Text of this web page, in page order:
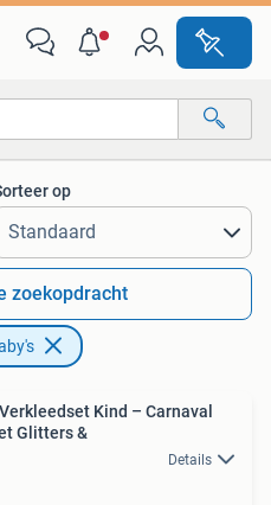
op
zoekopdracht
Kind – Carnaval
Glitters &
Details